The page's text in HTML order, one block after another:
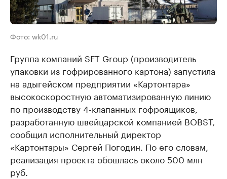
Фото: wk01.ru
Группа компаний SFT Group (производитель
упаковки из гофрированного картона) запустила
на адыгейском предприятии «Картонтара»
высокоскоростную автоматизированную линию
по производству 4-клапанных гофроящиков,
разработанную швейцарской компанией BOBST,
сообщил исполнительный директор
«Картонтары» Сергей Погодин. По его словам,
реализация проекта обошлась около 500 млн
руб.